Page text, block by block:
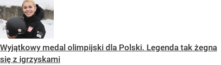
Wyjątkowy medal olimpijski dla Polski. Legenda tak żegna
się z igrzyskami